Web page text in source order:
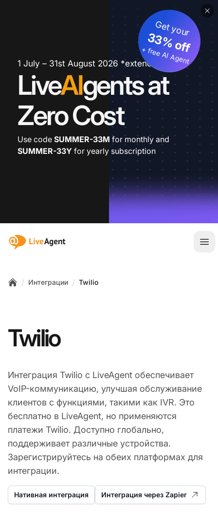
1 July – 31st August 2026 *extended
LiveAIgents at
Zero Cost
Get your
33% off
+ free AI Agent
Use code SUMMER-33M for monthly and
SUMMER-33Y for yearly subscription
:site.title
/ Интеграции / Twilio
Twilio
Интеграция Twilio с LiveAgent обеспечивает
VoIP-коммуникацию, улучшая обслуживание
клиентов с функциями, такими как IVR. Это
бесплатно в LiveAgent, но применяются
платежи Twilio. Доступно глобально,
поддерживает различные устройства.
Зарегистрируйтесь на обеих платформах для
интеграции.
Нативная интеграция Интеграция через Zapier